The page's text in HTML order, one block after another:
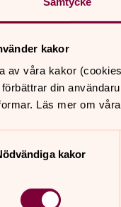
kakor
av våra kakor
din
Läs mer om
kakor
på sidans